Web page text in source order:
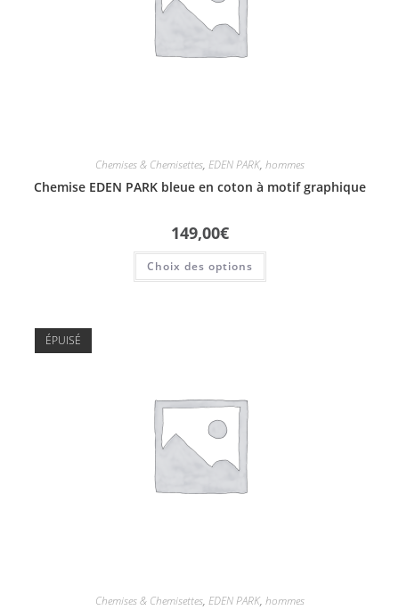
Chemises & Chemisettes, EDEN PARK, hommes
Chemise EDEN PARK bleue en coton à motif graphique
149,00€
Choix des options
ÉPUISÉ
Chemises & Chemisettes, EDEN PARK, hommes